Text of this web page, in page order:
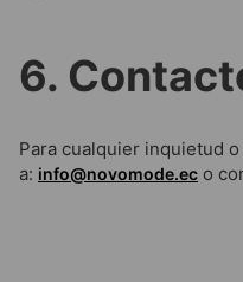
6.
Para cualquier inquietud
a: info@novomode.ec o